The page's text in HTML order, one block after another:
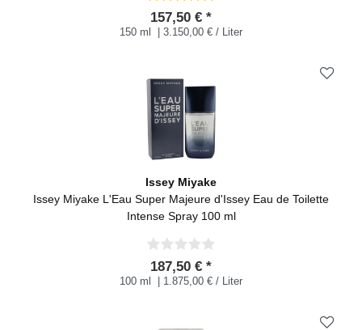
157,50 € *
150 ml | 3.150,00 € / Liter
Issey Miyake
Issey Miyake L'Eau Super Majeure d'Issey Eau de Toilette
Intense Spray 100 ml
187,50 € *
100 ml | 1.875,00 € / Liter